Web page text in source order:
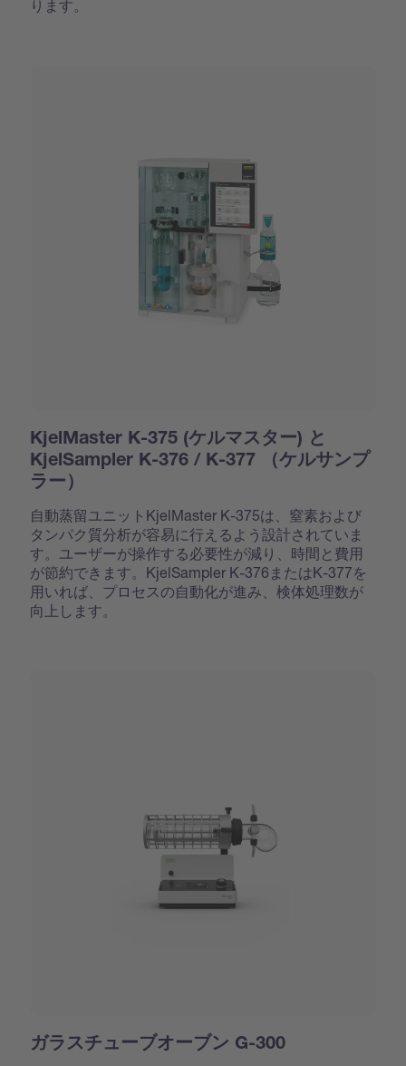
ります。
KjelMaster K-375 (ケルマスター) と
KjelSampler K-376 / K-377 （ケルサンプ
ラー）
自動蒸留ユニットKjelMaster K-375は、窒素および
タンパク質分析が容易に行えるよう設計されていま
す。ユーザーが操作する必要性が減り、時間と費用
が節約できます。KjelSampler K-376またはK-377を
用いれば、プロセスの自動化が進み、検体処理数が
向上します。
ガラスチューブオーブン G-300